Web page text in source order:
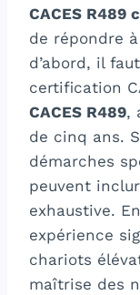
CACES R489
de répondre
d’abord, il
certification
CACES R489,
de cinq ans.
démarches
peuvent
exhaustive.
expérience
chariots
maîtrise des